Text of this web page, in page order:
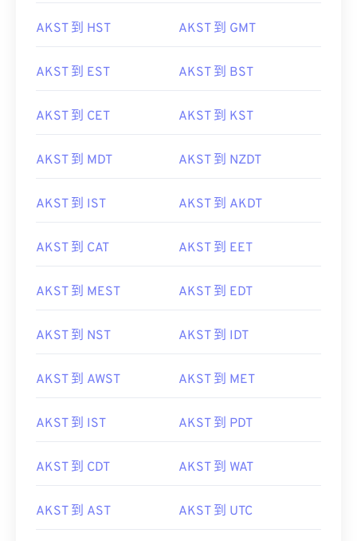
AKST 到 HST AKST 到 GMT
AKST 到 EST AKST 到 BST
AKST 到 CET AKST 到 KST
AKST 到 MDT AKST 到 NZDT
AKST 到 IST AKST 到 AKDT
AKST 到 CAT AKST 到 EET
AKST 到 MEST AKST 到 EDT
AKST 到 NST AKST 到 IDT
AKST 到 AWST AKST 到 MET
AKST 到 IST AKST 到 PDT
AKST 到 CDT AKST 到 WAT
AKST 到 AST AKST 到 UTC